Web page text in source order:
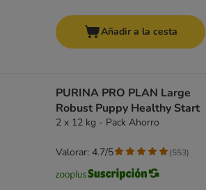
Añadir a la cesta
PURINA PRO PLAN Large
Robust Puppy Healthy Start
2 x 12 kg - Pack Ahorro
Valorar: 4.7/5 (553)